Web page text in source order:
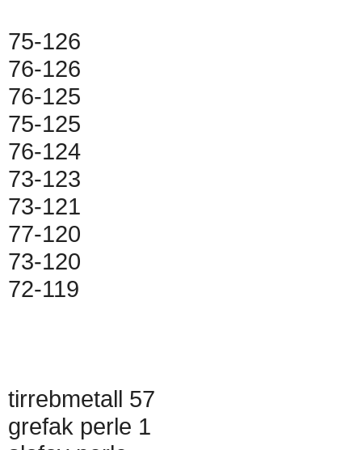
75-126
76-126
76-125
75-125
76-124
73-123
73-121
77-120
73-120
72-119
tirrebmetall 57
grefak perle 1